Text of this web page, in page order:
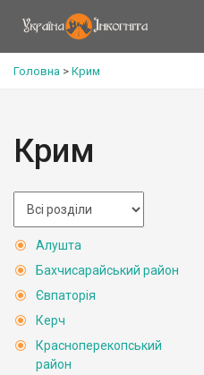
Головна > Крим
Крим
Алушта
Бахчисарайський район
Євпаторія
Керч
Красноперекопський
район